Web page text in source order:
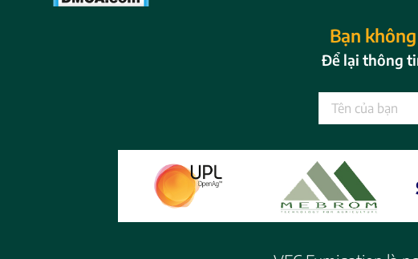
Bạn
Để lại thông